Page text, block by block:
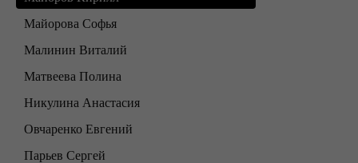
Майорова Софья
Малинин Виталий
Матвеева Полина
Никулина Анастасия
Овчаренко Евгений
Парьев Сергей